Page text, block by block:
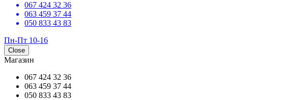
067 424 32 36
063 459 37 44
050 833 43 83
Пн-Пт 10-16
Close
Магазин
067 424 32 36
063 459 37 44
050 833 43 83